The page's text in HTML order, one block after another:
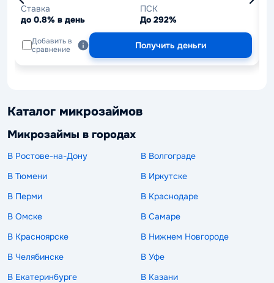
Ставка
до 0.8% в день
ПСК
До 292%
Добавить в
сравнение
Получить деньги
Каталог микрозаймов
Микрозаймы в городах
В Ростове-на-Дону
В Волгограде
В Тюмени
В Иркутске
В Перми
В Краснодаре
В Омске
В Самаре
В Красноярске
В Нижнем Новгороде
В Челябинске
В Уфе
В Екатеринбурге
В Казани